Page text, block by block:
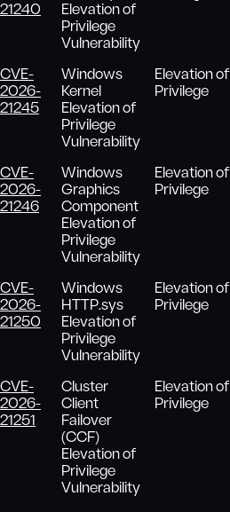
21240
Elevation of
Privilege
Vulnerability
CVE-
2026-
21245
Windows
Kernel
Elevation of
Privilege
Vulnerability
Elevation of
Privilege
CVE-
2026-
21246
Windows
Graphics
Component
Elevation of
Privilege
Vulnerability
Elevation of
Privilege
CVE-
2026-
21250
Windows
HTTP.sys
Elevation of
Privilege
Vulnerability
Elevation of
Privilege
CVE-
2026-
21251
Cluster
Client
Failover
(CCF)
Elevation of
Privilege
Vulnerability
Elevation of
Privilege